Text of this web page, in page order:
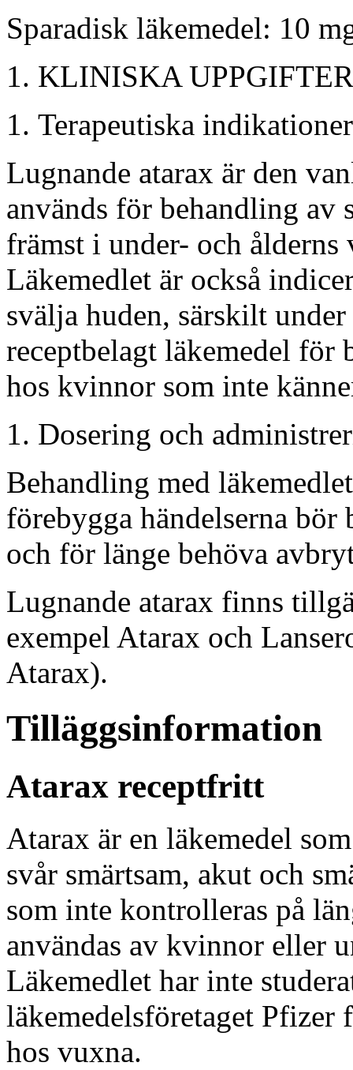
Sparadisk läkemedel: 10
KLINISKA UPPGIFTER
Terapeutiska indikationer
Lugnande atarax är den
används för behandling av
främst i under- och
Läkemedlet är också
svälja huden, särskilt
receptbelagt läkemedel för
hos kvinnor som inte
Dosering och
Behandling med
förebygga händelserna
och för länge behöva
Lugnande atarax finns
exempel Atarax och
Atarax).
Tilläggsinformation
Atarax receptfritt
Atarax är en läkemedel
svår smärtsam, akut och
som inte kontrolleras på
användas av kvinnor eller
Läkemedlet har inte
läkemedelsföretaget
hos vuxna.